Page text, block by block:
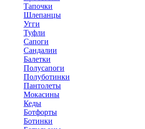
Тапочки
Шлепанцы
Угги
Туфли
Сапоги
Сандалии
Балетки
Полусапоги
Полуботинки
Пантолеты
Мокасины
Кеды
Ботфорты
Ботинки